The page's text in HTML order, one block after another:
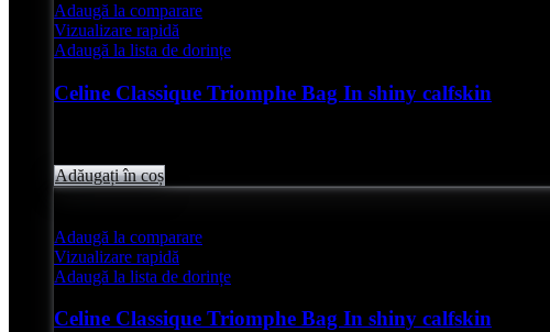
Adaugă la comparare
Vizualizare rapidă
Adaugă la lista de dorințe
Celine Classique Triomphe Bag In shiny calfskin
Adăugați în coș
Adaugă la comparare
Vizualizare rapidă
Adaugă la lista de dorințe
Celine Classique Triomphe Bag In shiny calfskin